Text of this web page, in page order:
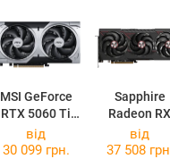
MSI GeForce
RTX 5060 Ti
16G VENTUS
2X OC PLUS
Sapphire
Radeon RX
9070 XT
від
30 099 грн.
від
37 508